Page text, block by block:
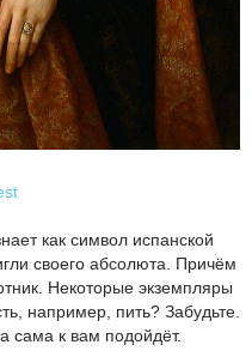
как символ испанской
своего абсолюта. Причём
Некоторые экземпляры
например, пить? Забудьте.
сама к вам подойдёт.